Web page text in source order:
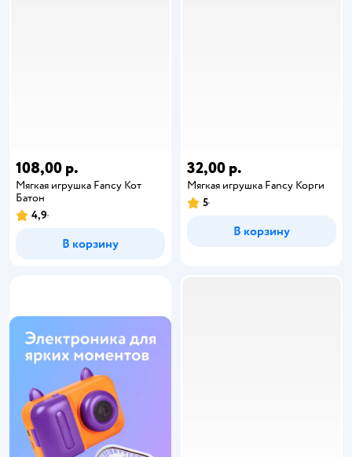
108,00 р.
Мягкая игрушка Fancy Кот
Батон
4,9
В корзину
32,00 р.
Мягкая игрушка Fancy Корги
5
В корзину